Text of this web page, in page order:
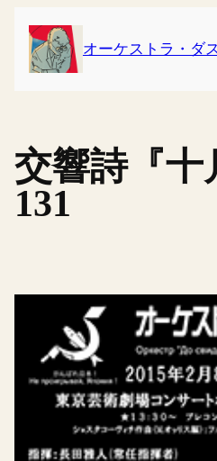
プ
オーケストラ・ダ
交響詩『十
131